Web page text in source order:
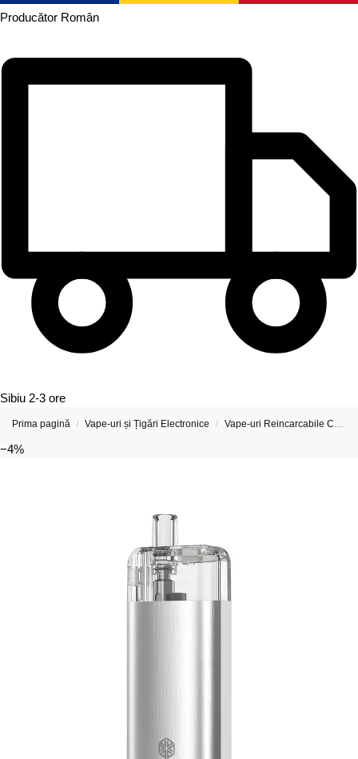
Producător Român
Sibiu 2-3 ore
Prima pagină / Vape-uri și Țigări Electronice / Vape-uri Reincarcabile Cu Incarcator
−4%